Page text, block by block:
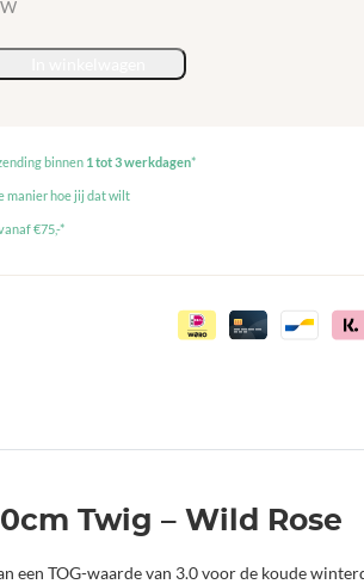
binnen 1 tot 3 werkdagen*
manier hoe jij dat wilt
€75,-*
Twig – Wild Rose
een TOG-waarde van 3.0 voor de koude